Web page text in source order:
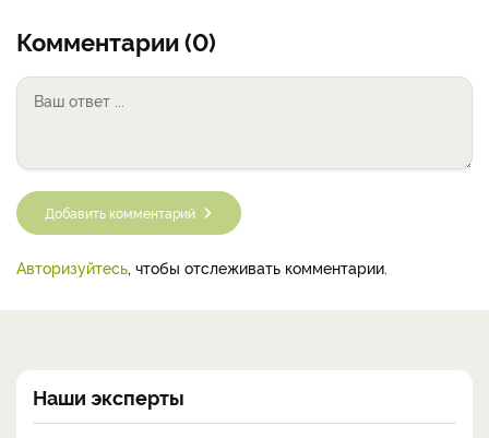
Комментарии (0)
Добавить комментарий
Авторизуйтесь, чтобы отслеживать комментарии.
Наши эксперты